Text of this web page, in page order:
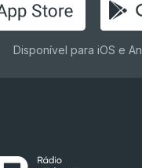
Disponível para iOS e